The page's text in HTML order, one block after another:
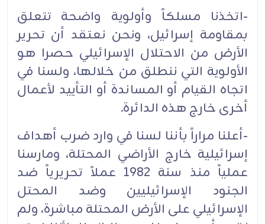
-اتخذنا مسلكاً وأولوية واضحة تتعلق
بمقاومة إسرائيل، ونحن نعتقد أن تحرير
الأرض من الاحتلال الإسرائيلي حصرا هو
الأولوية التي ننطلق من خلالها، ولسنا في
اتجاه القيام أو المساندة أو التأييد لأعمال
أخرى خارج هذه الدائرة.‏
-أعلنا مراراً بأننا لسنا في وارد ضرب أهداف
إسرائيلية خارج الأراضي المحتلة، ومارسنا
عملياً منذ سنة 1982 عملاً تحريرياً ضد
الجنود الإسرائيليين وضد المحتل
الإسرائيلي على الأرض المحتلة مباشرة، ولم